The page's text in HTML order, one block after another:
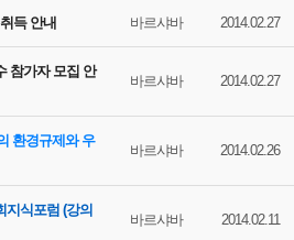
득 안내 바르샤바 2014.02.27
참가자 모집 안
바르샤바 2014.02.27
환경규제와 우
바르샤바 2014.02.26
지식포럼 (강의
바르샤바 2014.02.11